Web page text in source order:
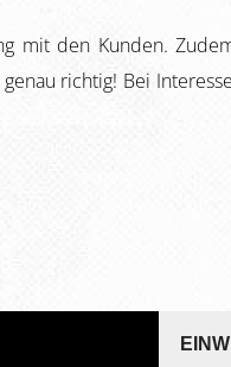
mit den Kunden.
richtig! Bei